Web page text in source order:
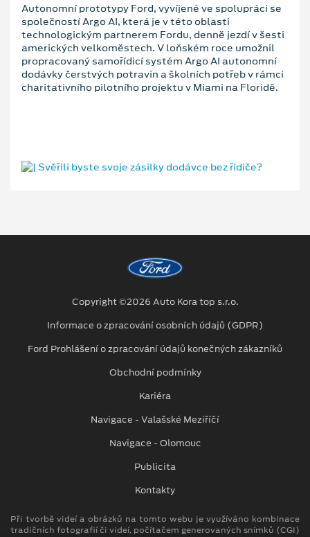
Autonomní prototypy Ford, vyvíjené ve spolupráci se
společností Argo AI, která je v této oblasti
technologickým partnerem Fordu, denně jezdí v šesti
amerických velkoměstech. V loňském roce umožnil
propracovaný samořídicí systém Argo AI autonomní
dodávky čerstvých potravin a školních potřeb v rámci
charitativního pilotního projektu v Miami na Floridě.
Copyright ©2026 Auto Kora top s.r.o.
Informace o zpracování osobních údajů (GDPR)
Ford Prohlášení o zpracování údajů konečných zákazníků
Obchodní podmínky
Kariéra
Navigace - Valašské Meziříčí
Navigace - Olomouc
Publicita
Kontakty
Při tvorbě videí a obrázků na tomto webu je využíváno kombinace
tradičních fotografií či videí, počítačem generovaných snímků (CGI)